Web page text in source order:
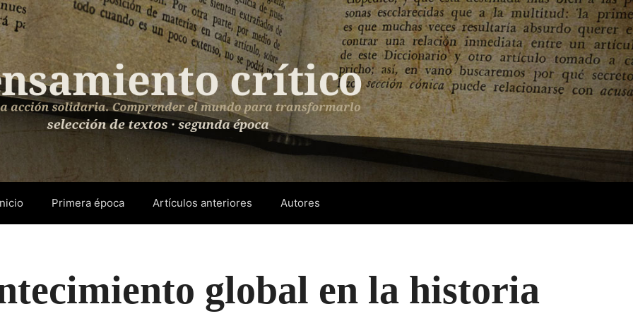
Primera época Artículos anteriores Autores
global en la historia